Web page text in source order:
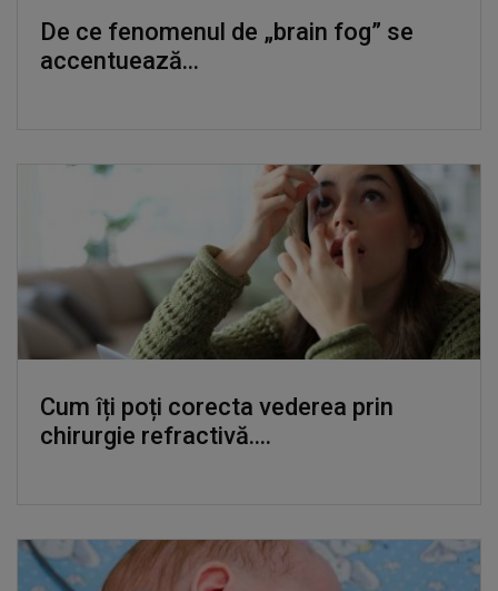
De ce fenomenul de „brain fog” se
accentuează...
Cum îți poți corecta vederea prin
chirurgie refractivă....